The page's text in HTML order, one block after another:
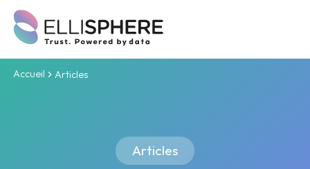
Accueil Articles
Articles